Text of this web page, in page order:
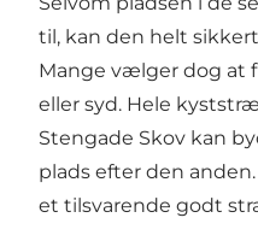
til, kan den helt
Mange vælger dog at
eller syd. Hele
Stengade Skov kan
plads efter den
et tilsvarende godt